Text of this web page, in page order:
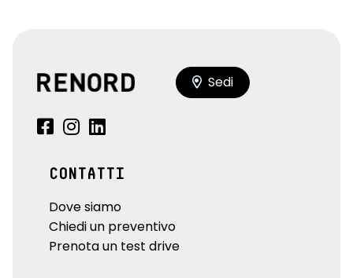
Sedi
CONTATTI
Dove siamo
Chiedi un preventivo
Prenota un test drive